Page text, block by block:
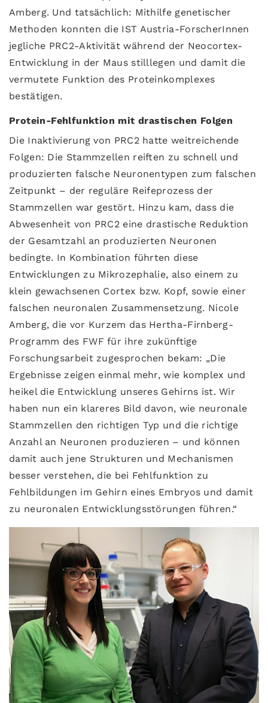
Amberg. Und tatsächlich: Mithilfe genetischer
Methoden konnten die IST Austria-ForscherInnen
jegliche PRC2-Aktivität während der Neocortex-
Entwicklung in der Maus stilllegen und damit die
vermutete Funktion des Proteinkomplexes
bestätigen.
Protein-Fehlfunktion mit drastischen Folgen
Die Inaktivierung von PRC2 hatte weitreichende
Folgen: Die Stammzellen reiften zu schnell und
produzierten falsche Neuronentypen zum falschen
Zeitpunkt – der reguläre Reifeprozess der
Stammzellen war gestört. Hinzu kam, dass die
Abwesenheit von PRC2 eine drastische Reduktion
der Gesamtzahl an produzierten Neuronen
bedingte. In Kombination führten diese
Entwicklungen zu Mikrozephalie, also einem zu
klein gewachsenen Cortex bzw. Kopf, sowie einer
falschen neuronalen Zusammensetzung. Nicole
Amberg, die vor Kurzem das Hertha-Firnberg-
Programm des FWF für ihre zukünftige
Forschungsarbeit zugesprochen bekam: „Die
Ergebnisse zeigen einmal mehr, wie komplex und
heikel die Entwicklung unseres Gehirns ist. Wir
haben nun ein klareres Bild davon, wie neuronale
Stammzellen den richtigen Typ und die richtige
Anzahl an Neuronen produzieren – und können
damit auch jene Strukturen und Mechanismen
besser verstehen, die bei Fehlfunktion zu
Fehlbildungen im Gehirn eines Embryos und damit
zu neuronalen Entwicklungsstörungen führen.“